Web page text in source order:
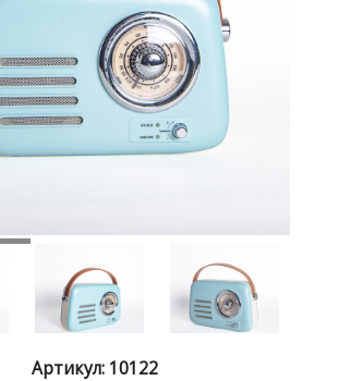
Артикул: 10122